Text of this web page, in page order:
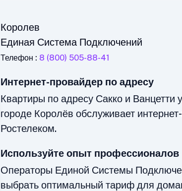
Королев
Единая Система Подключений
Телефон : 8 (800) 505-88-41
Интернет-провайдер по адресу
Квартиры по адресу Сакко и Ванцетти
городе Королёв обслуживает
Ростелеком.
Используйте опыт профессионалов
Операторы Единой Системы
выбрать оптимальный тариф для